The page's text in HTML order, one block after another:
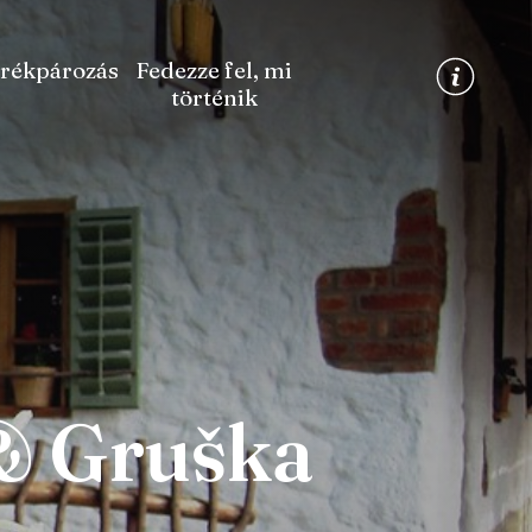
Fedezze fel, mi
történik
Gruška